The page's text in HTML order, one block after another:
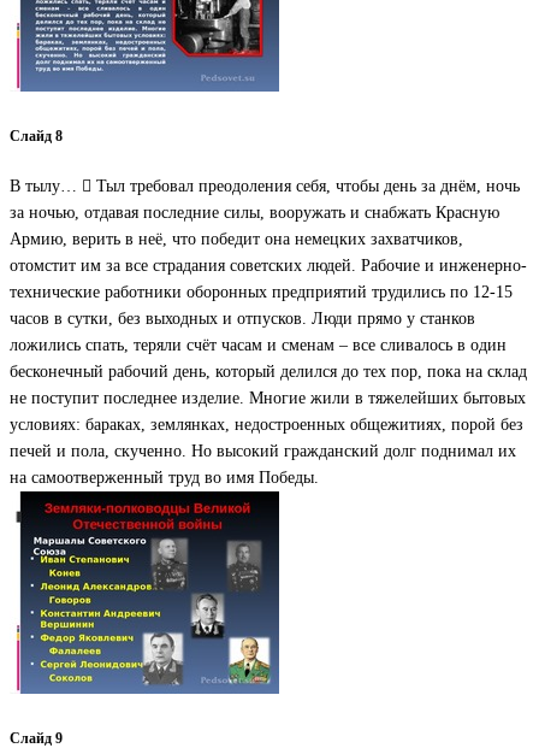
Слайд 8
В тылу…  Тыл требовал преодоления себя, чтобы день за днём, ночь
за ночью, отдавая последние силы, вооружать и снабжать Красную
Армию, верить в неё, что победит она немецких захватчиков,
отомстит им за все страдания советских людей. Рабочие и инженерно-
технические работники оборонных предприятий трудились по 12-15
часов в сутки, без выходных и отпусков. Люди прямо у станков
ложились спать, теряли счёт часам и сменам – все сливалось в один
бесконечный рабочий день, который делился до тех пор, пока на склад
не поступит последнее изделие. Многие жили в тяжелейших бытовых
условиях: бараках, землянках, недостроенных общежитиях, порой без
печей и пола, скученно. Но высокий гражданский долг поднимал их
на самоотверженный труд во имя Победы.
Слайд 9